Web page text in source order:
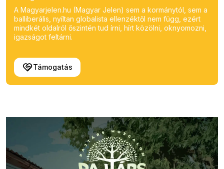
A Magyarjelen.hu (Magyar Jelen) sem a kormánytól, sem a
balliberális, nyíltan globalista ellenzéktől nem függ, ezért
mindkét oldalról őszintén tud írni, hírt közölni, oknyomozni,
igazságot feltárni.
Támogatás